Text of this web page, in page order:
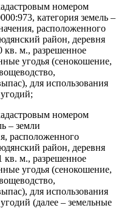
номером
категория земель –
расположенного
район, деревня
м., разрешенное
угодья (сенокошение,
для использования
номером
– земли
расположенного
район, деревня
м., разрешенное
угодья (сенокошение,
для использования
(далее – земельные